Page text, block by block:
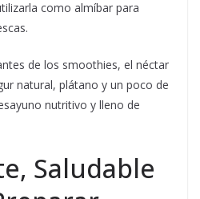
como almíbar para
de los smoothies, el néctar
natural, plátano y un poco de
nutritivo y lleno de
Saludable